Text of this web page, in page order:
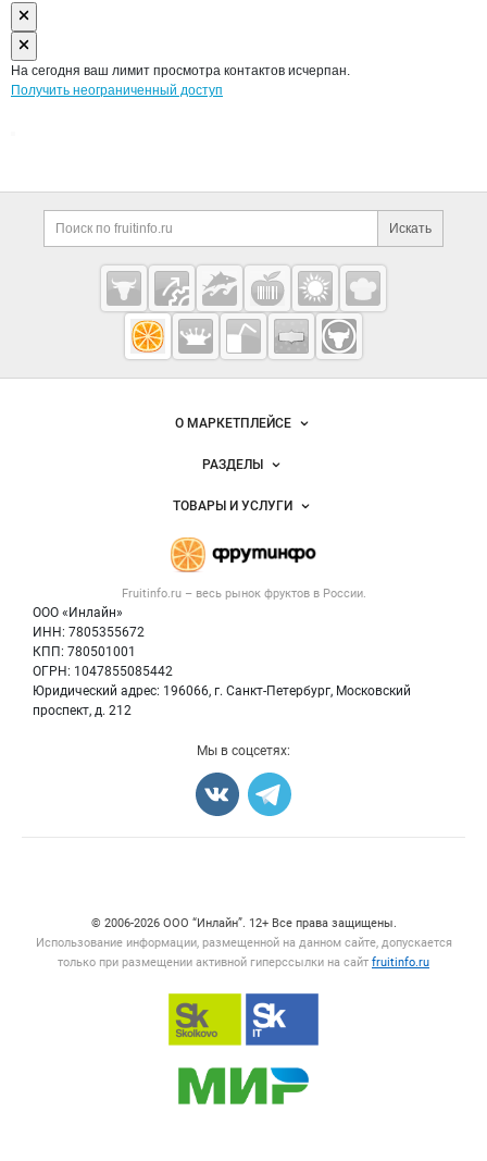
На сегодня ваш лимит просмотра контактов исчерпан.
Получить неограниченный доступ
Дополнительная информация
Поиск по сайту и
Искать
Cсылки на полезные проекты
Fruitinfo.ru
— рынок
фруктов
Важные разделы и контакты
Fruitinfo.ru – весь рынок фруктовв России.
ООО «Инлайн»
ИНН: 7805355672
КПП: 780501001
ОГРН: 1047855085442
Юридический адрес: 196066, г. Санкт-Петербург, Московский
проспект, д. 212
Навигация по сайтуО МАРКЕТПЛЕЙСЕ
Новости Fruitinfo.ru
Размещение рекламы
Публичная оферта
Контактная информация
Политика обработки персональных данных
РАЗДЕЛЫ
Объявления
Новости рынка
ТОВАРЫ И УСЛУГИ
Готовая продукция
Овощи
Фрукты
Мы в соцсетях:
© 2006‑2026 ООО “Инлайн”. 12+ Все права защищены.
Использование информации, размещенной на данном сайте, допускается
только при размещении активной гиперссылки на сайт fruitinfo.ru